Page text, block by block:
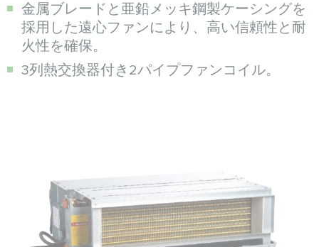
金属ブレードと亜鉛メッキ鋼製ケーシングを
採用した遠心ファンにより、高い信頼性と耐
火性を確保。
3列熱交換器付き2パイプファンコイル。